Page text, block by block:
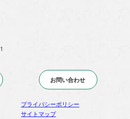
お問い合わせ
プライバシーポリシー
サイトマップ